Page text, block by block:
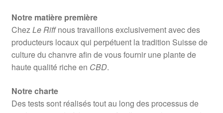
Notre matière première
ChezLe Riffnous travaillons exclusivement avec des
producteurs locaux qui perpétuent la tradition Suisse de
culture du chanvre afin de vous fournir une plante de
haute qualité riche en CBD.
Notre charte
Des tests sont réalisés tout au long des processus de